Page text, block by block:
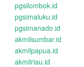
pgsilombok.id
pgsimaluku.id
pgsimanado.id
akmilsumbar.id
akmilpapua.id
akmilriau.id